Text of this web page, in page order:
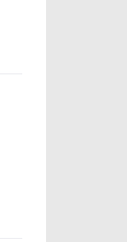
agricoli”, ma